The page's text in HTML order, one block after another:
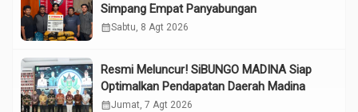
Simpang Empat Panyabungan
calendar_monthSabtu, 8 Agt 2026
Resmi Meluncur! SiBUNGO MADINA Siap
Optimalkan Pendapatan Daerah Madina
calendar_monthJumat, 7 Agt 2026